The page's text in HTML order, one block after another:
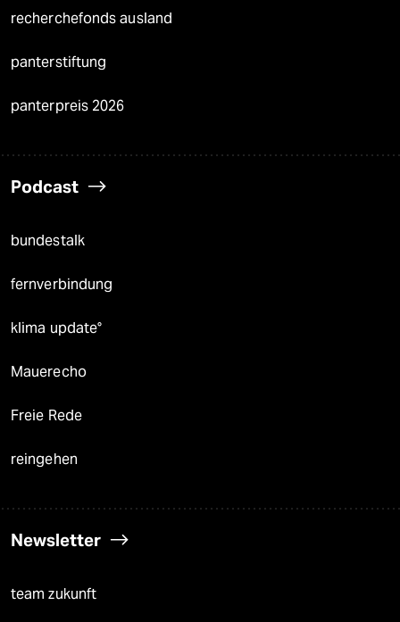
recherchefonds ausland
panterstiftung
panterpreis 2026
Podcast
bundestalk
fernverbindung
klima update°
Mauerecho
Freie Rede
reingehen
Newsletter
team zukunft